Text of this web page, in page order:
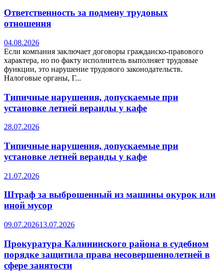
Ответственность за подмену трудовых
отношения
04.08.2026
Если компания заключает договоры гражданско-правового
характера, но по факту исполнитель выполняет трудовые
функции, это нарушение трудового законодательств.
Налоговые органы, Г...
Типичные нарушения, допускаемые при
установке летней веранды у кафе
28.07.2026
Типичные нарушения, допускаемые при
установке летней веранды у кафе
21.07.2026
Штраф за выброшенный из машины окурок или
иной мусор
09.07.202613.07.2026
Прокуратура Калининского района в судебном
порядке защитила права несовершеннолетней в
сфере занятости